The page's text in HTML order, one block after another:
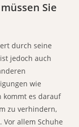
Sie
durch seine
jedoch auch
wie
kommt es darauf
zu verhindern,
allem Schuhe